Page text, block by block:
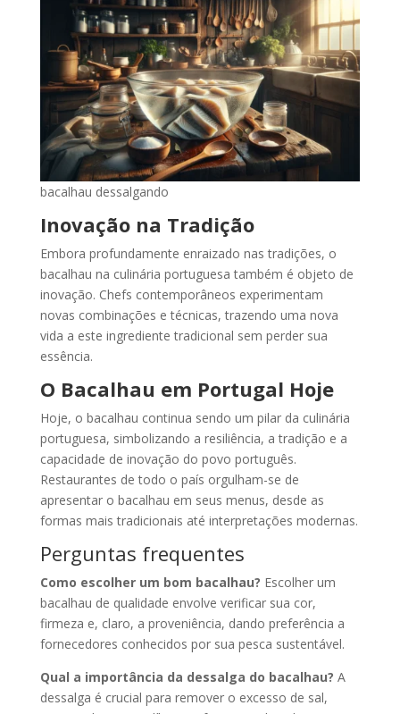
bacalhau dessalgando
Inovação na Tradição
Embora profundamente enraizado nas tradições, o
bacalhau na culinária portuguesa também é objeto de
inovação. Chefs contemporâneos experimentam
novas combinações e técnicas, trazendo uma nova
vida a este ingrediente tradicional sem perder sua
essência.
O Bacalhau em Portugal Hoje
Hoje, o bacalhau continua sendo um pilar da culinária
portuguesa, simbolizando a resiliência, a tradição e a
capacidade de inovação do povo português.
Restaurantes de todo o país orgulham-se de
apresentar o bacalhau em seus menus, desde as
formas mais tradicionais até interpretações modernas.
Perguntas frequentes
Como escolher um bom bacalhau? Escolher um
bacalhau de qualidade envolve verificar sua cor,
firmeza e, claro, a proveniência, dando preferência a
fornecedores conhecidos por sua pesca sustentável.
Qual a importância da dessalga do bacalhau? A
dessalga é crucial para remover o excesso de sal,